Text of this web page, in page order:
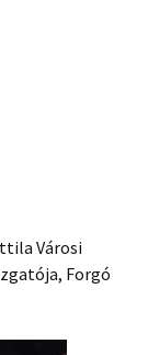
Városi
Forgó